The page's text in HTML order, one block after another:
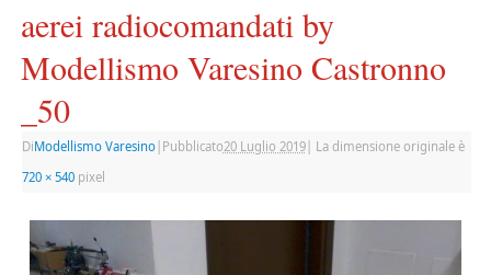
aerei radiocomandati by
Modellismo Varesino Castronno
_50
DiModellismo Varesino| Pubblicato20 Luglio 2019|
La dimensione originale è
720 × 540pixel